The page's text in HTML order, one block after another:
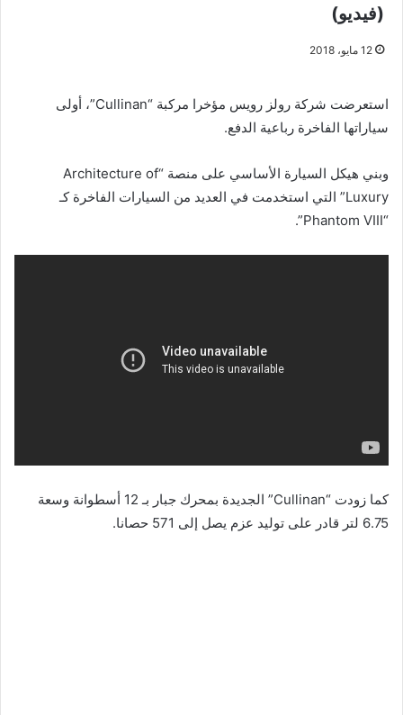
(فيديو)
12 مايو، 2018
استعرضت شركة رولز رويس مؤخرا مركبة “Cullinan”، أولى
سياراتها الفاخرة رباعية الدفع.
وبني هيكل السيارة الأساسي على منصة “Architecture of
Luxury” التي استخدمت في العديد من السيارات الفاخرة كـ
“Phantom VIII”.
كما زودت “Cullinan” الجديدة بمحرك جبار بـ 12 أسطوانة وسعة
6.75 لتر قادر على توليد عزم يصل إلى 571 حصانا.